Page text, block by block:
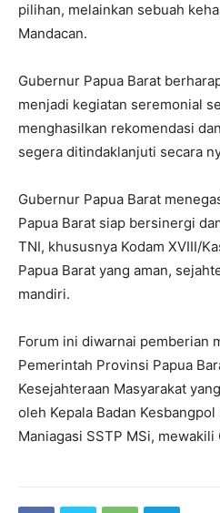
pilihan, melainkan sebuah
Mandacan.
Gubernur Papua Barat
menjadi kegiatan seremonial
menghasilkan rekomendasi
segera ditindaklanjuti secara
Gubernur Papua Barat
Papua Barat siap bersinergi
TNI, khususnya Kodam XVIII/
Papua Barat yang aman,
mandiri.
Forum ini diwarnai pemberian
Pemerintah Provinsi Papua
Kesejahteraan Masyarakat
oleh Kepala Badan
Maniagasi SSTP MSi,